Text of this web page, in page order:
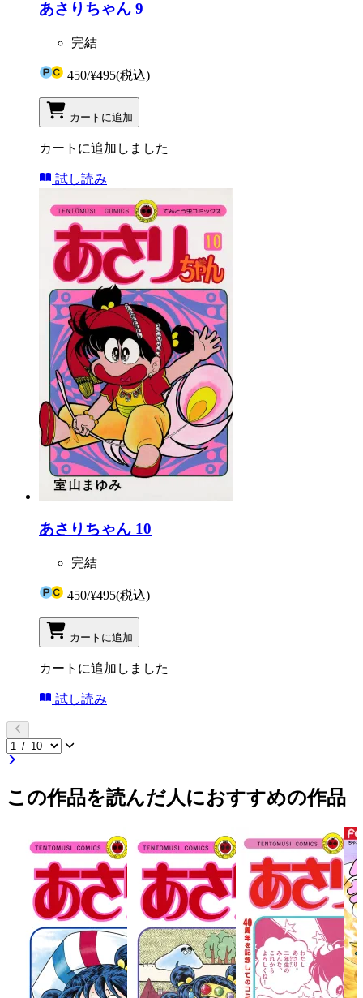
あさりちゃん 9
完結
450/¥495(税込)
カートに追加
カートに追加しました
試し読み
あさりちゃん 10
完結
450/¥495(税込)
カートに追加
カートに追加しました
試し読み
この作品を読んだ人におすすめの作品